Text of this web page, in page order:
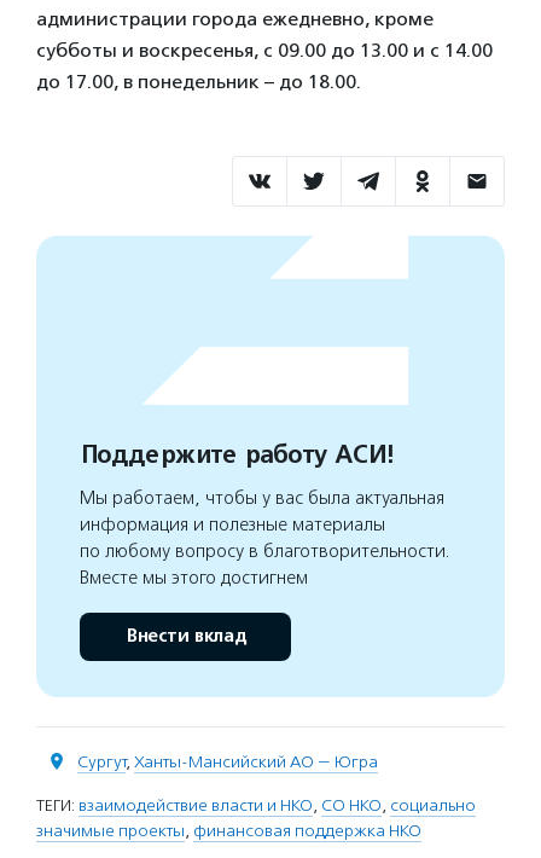
администрации города ежедневно, кроме
субботы и воскресенья, с 09.00 до 13.00 и с 14.00
до 17.00, в понедельник – до 18.00.
Поддержите работу АСИ!
Мы работаем, чтобы у вас была актуальная
информация и полезные материалы
по любому вопросу в благотворительности.
Вместе мы этого достигнем
Внести вклад
Сургут, Ханты-Мансийский АО — Югра
ТЕГИ: взаимодействие власти и НКО, СО НКО, социально
значимые проекты, финансовая поддержка НКО